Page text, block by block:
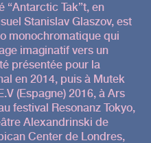
“Antarctic Tak”t, en
Stanislav Glaszov, est
monochromatique qui
imaginatif vers un
présentée pour la
en 2014, puis à Mutek
(Espagne) 2016, à Ars
festival Resonanz Tokyo,
Alexandrinski de
Center de Londres,